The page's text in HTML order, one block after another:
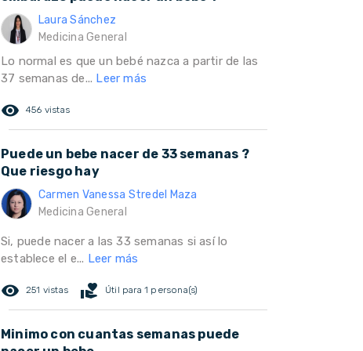
Laura Sánchez
Medicina General
Lo normal es que un bebé nazca a partir de las
37 semanas de... Leer más
remove_red_eye 456 vistas
Puede un bebe nacer de 33 semanas ?
Que riesgo hay
Carmen Vanessa Stredel Maza
Medicina General
Si, puede nacer a las 33 semanas si así lo
establece el e... Leer más
remove_red_eye 251 vistas volunteer_activism Útil para 1 persona(s)
Minimo con cuantas semanas puede